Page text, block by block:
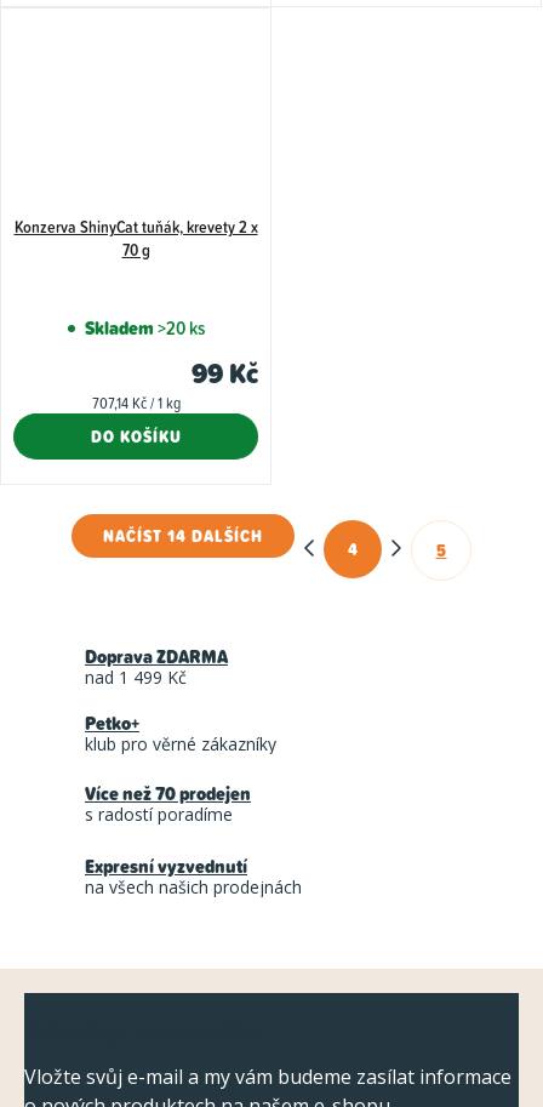
Konzerva ShinyCat tuňák, krevety 2 x
70 g
Skladem>20 ks
99 Kč
Měrná
707,14 Kč / 1 kg
DO KOŠÍKU
O
a
r
v
y
v
p
NAČÍST 14 DALŠÍCH
S
4 5
Doprava ZDARMA
nad 1 499 Kč
Petko+
klub pro věrné zákazníky
Více než 70 prodejen
s radostí poradíme
Expresní vyzvednutí
na všech našich prodejnách
Vložte svůj e-mail a my vám budeme zasílat informace